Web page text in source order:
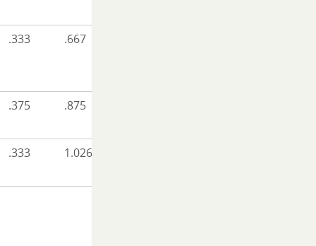
.333 .667
.375 .875
.333 1.026